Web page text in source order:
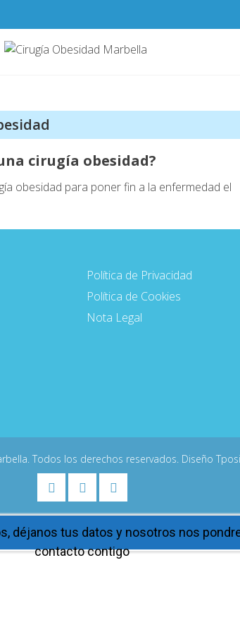
cirugía obesidad?
obesidad para poner fin a la enfermedad el
Política de Privacidad
Política de Cookies
Nota Legal
Todos los derechos reservados. Diseño
déjanos tus datos y nosotros nos
contacto contigo